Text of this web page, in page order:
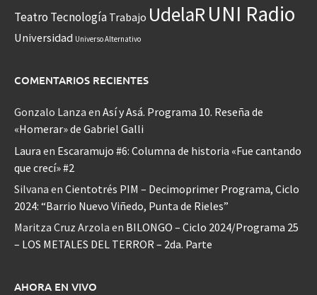
Teatro Tecnología Trabajo UdelaRUNI Radio
Universidad Universo Alternativo
COMENTARIOS RECIENTES
Gonzalo Lanza en Así y Asá. Programa 10. Reseña de
«Homerar» de Gabriel Galli
Laura en Escaramujo #6: Columna de historia «Fue cantando
que crecí» #2
Silvana en Cientotrés PIM – Decimoprimer Programa, Ciclo
2024: “Barrio Nuevo Viñedo, Punta de Rieles”
Maritza Cruz Arzola en BILONGO – Ciclo 2024/Programa 25
– LOS METALES DEL TERROR – 2da. Parte
AHORA EN VIVO